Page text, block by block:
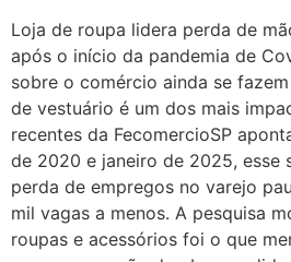
Loja de roupa lidera perda de
após o início da pandemia de
sobre o comércio ainda se
de vestuário é um dos mais
recentes da FecomercioSP
de 2020 e janeiro de 2025, esse
perda de empregos no varejo
mil vagas a menos. A pesquisa
roupas e acessórios foi o que